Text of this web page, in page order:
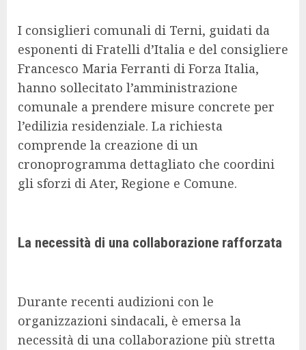
I consiglieri comunali di Terni, guidati da
esponenti di Fratelli d’Italia e del consigliere
Francesco Maria Ferranti di Forza Italia,
hanno sollecitato l’amministrazione
comunale a prendere misure concrete per
l’edilizia residenziale. La richiesta
comprende la creazione di un
cronoprogramma dettagliato che coordini
gli sforzi di Ater, Regione e Comune.
La necessità di una collaborazione rafforzata
Durante recenti audizioni con le
organizzazioni sindacali, è emersa la
necessità di una collaborazione più stretta